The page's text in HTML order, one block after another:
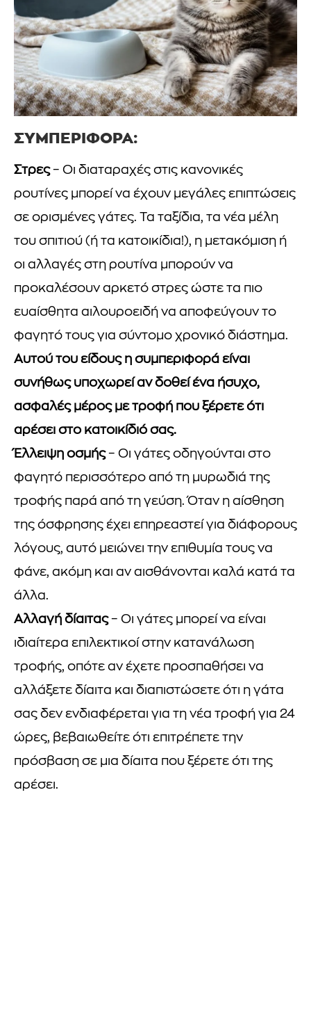
ΣΥΜΠΕΡΙΦΟΡΑ:
Στρες– Οι διαταραχές στις κανονικές
ρουτίνες μπορεί να έχουν μεγάλες επιπτώσεις
σε ορισμένες γάτες. Τα ταξίδια, τα νέα μέλη
του σπιτιού (ή τα κατοικίδια!), η μετακόμιση ή
οι αλλαγές στη ρουτίνα μπορούν να
προκαλέσουν αρκετό στρες ώστε τα πιο
ευαίσθητα αιλουροειδή να αποφεύγουν το
φαγητό τους για σύντομο χρονικό διάστημα.
Αυτού του είδους η συμπεριφορά είναι
συνήθως υποχωρεί αν δοθεί ένα ήσυχο,
ασφαλές μέρος με τροφή που ξέρετε ότι
αρέσει στο κατοικίδιό σας.
Έλλειψη οσμής– Οι γάτες οδηγούνται στο
φαγητό περισσότερο από τη μυρωδιά της
τροφής παρά από τη γεύση. Όταν η αίσθηση
της όσφρησης έχει επηρεαστεί για διάφορους
λόγους, αυτό μειώνει την επιθυμία τους να
φάνε, ακόμη και αν αισθάνονται καλά κατά τα
άλλα.
Αλλαγή δίαιτας– Οι γάτες μπορεί να είναι
ιδιαίτερα επιλεκτικοί στην κατανάλωση
τροφής, οπότε αν έχετε προσπαθήσει να
αλλάξετε δίαιτα και διαπιστώσετε ότι η γάτα
σας δεν ενδιαφέρεται για τη νέα τροφή για 24
ώρες, βεβαιωθείτε ότι επιτρέπετε την
πρόσβαση σε μια δίαιτα που ξέρετε ότι της
αρέσει.